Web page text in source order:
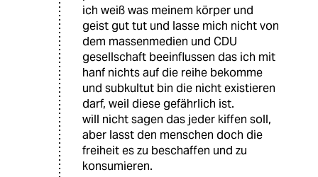
ich weiß was meinem körper und
geist gut tut und lasse mich nicht von
dem massenmedien und CDU
gesellschaft beeinflussen das ich mit
hanf nichts auf die reihe bekomme
und subkultut bin die nicht existieren
darf, weil diese gefährlich ist.
will nicht sagen das jeder kiffen soll,
aber lasst den menschen doch die
freiheit es zu beschaffen und zu
konsumieren.